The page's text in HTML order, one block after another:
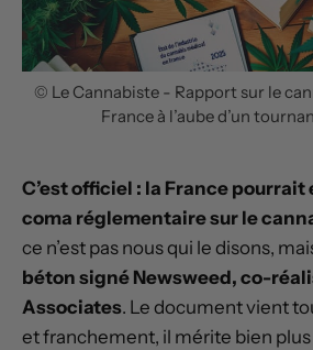
© Le Cannabiste - Rapport sur le
France à l’aube d’un
C’est officiel : la France
coma réglementaire sur le
ce n’est pas nous qui le disons,
béton signé Newsweed, co-
Associates. Le document vient
et franchement, il mérite bien plus